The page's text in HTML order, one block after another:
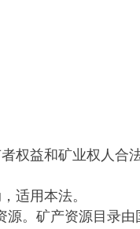
益和矿业权人合
适用本法。
。矿产资源目录由